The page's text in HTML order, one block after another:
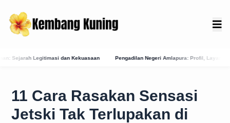
Pengadilan Negeri Amlapura: Profil, Layanan E-Court, dan Jejak Sejarah
11 Cara Rasakan Sensasi
Jetski Tak Terlupakan di